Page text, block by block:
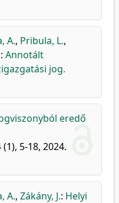
A., Pribula, L.,
: Annotált
jog.
eredő
(1), 5-18, 2024.
A., Zákány, J.: Helyi